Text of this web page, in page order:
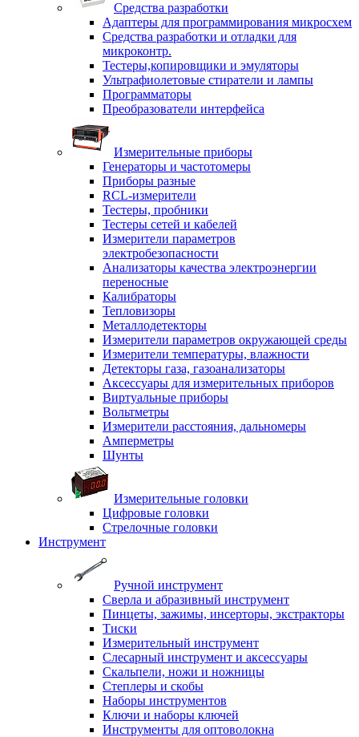
Средства разработки
Адаптеры для программирования микросхем
Средства разработки и отладки для
микроконтр.
Тестеры,копировщики и эмуляторы
Ультрафиолетовые стиратели и лампы
Программаторы
Преобразователи интерфейса
Измерительные приборы
Генераторы и частотомеры
Приборы разные
RCL-измерители
Тестеры, пробники
Тестеры сетей и кабелей
Измерители параметров
электробезопасности
Анализаторы качества электроэнергии
переносные
Калибраторы
Тепловизоры
Металлодетекторы
Измерители параметров окружающей среды
Измерители температуры, влажности
Детекторы газа, газоанализаторы
Аксессуары для измерительных приборов
Виртуальные приборы
Вольтметры
Измерители расстояния, дальномеры
Амперметры
Шунты
Измерительные головки
Цифровые головки
Стрелочные головки
Инструмент
Ручной инструмент
Сверла и абразивный инструмент
Пинцеты, зажимы, инсерторы, экстракторы
Тиски
Измерительный инструмент
Слесарный инструмент и аксессуары
Скальпели, ножи и ножницы
Степлеры и скобы
Наборы инструментов
Ключи и наборы ключей
Инструменты для оптоволокна